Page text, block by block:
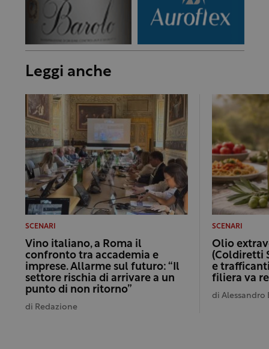
Leggi anche
SCENARI
Vino italiano, a Roma il
confronto tra accademia e
imprese. Allarme sul futuro: “Il
settore rischia di arrivare a un
punto di non ritorno”
di Redazione
SCENARI
Olio
(Coldiretti
e
filiera va
diAlessandro